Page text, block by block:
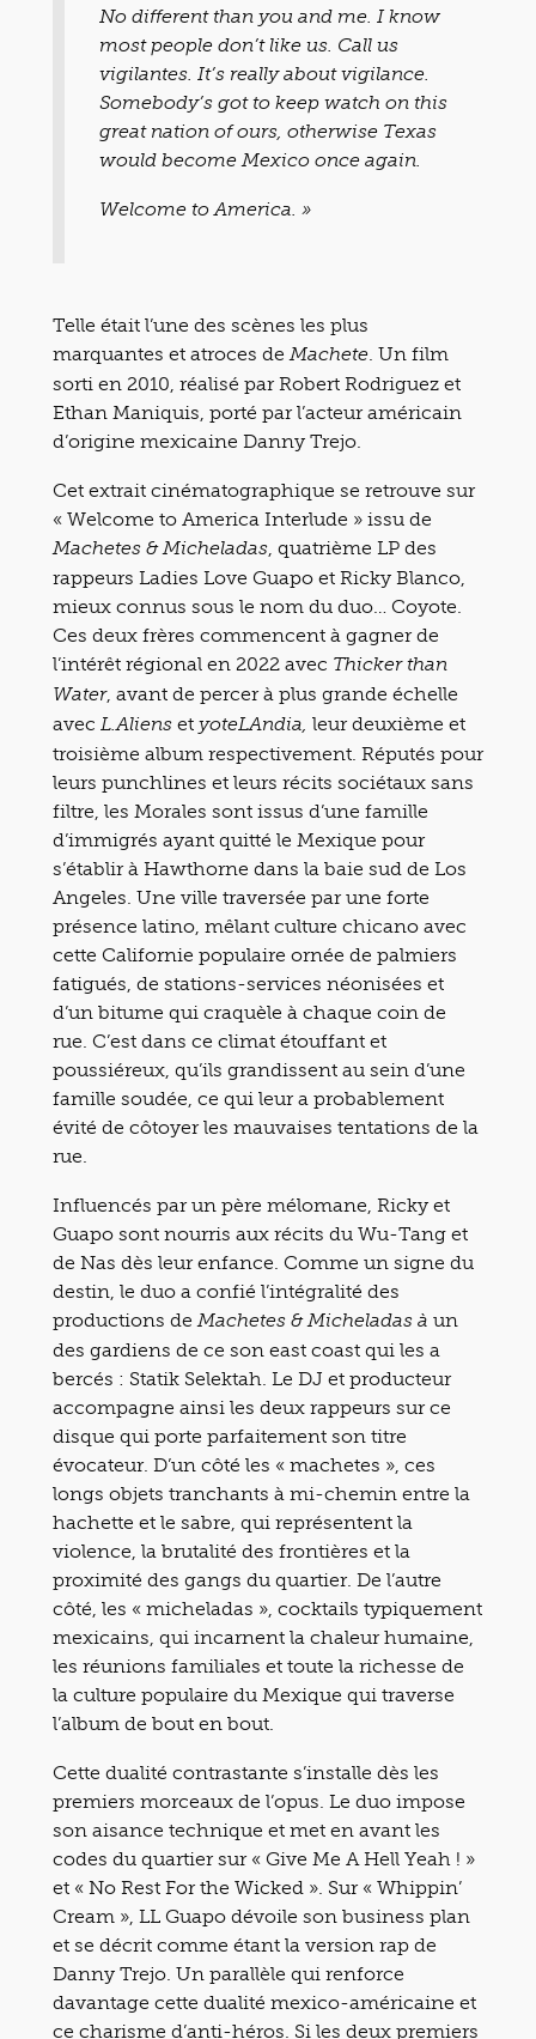
No different than you and me. I know
most people don’t like us. Call us
vigilantes. It’s really about vigilance.
Somebody’s got to keep watch on this
great nation of ours, otherwise Texas
would become Mexico once again.
Welcome to America. »
Telle était l’une des scènes les plus
marquantes et atroces de Machete . Un film
sorti en 2010, réalisé par Robert Rodriguez et
Ethan Maniquis, porté par l’acteur américain
d’origine mexicaine Danny Trejo.
Cet extrait cinématographique se retrouve sur
« Welcome to America Interlude » issu de
Machetes & Micheladas , quatrième LP des
rappeurs Ladies Love Guapo et Ricky Blanco,
mieux connus sous le nom du duo… Coyote.
Ces deux frères commencent à gagner de
l’intérêt régional en 2022 avec Thicker than
Water, avant de percer à plus grande échelle
avec L.Aliens et yoteLAndia, leur deuxième et
troisième album respectivement. Réputés pour
leurs punchlines et leurs récits sociétaux sans
filtre, les Morales sont issus d’une famille
d’immigrés ayant quitté le Mexique pour
s’établir à Hawthorne dans la baie sud de Los
Angeles. Une ville traversée par une forte
présence latino, mêlant culture chicano avec
cette Californie populaire ornée de palmiers
fatigués, de stations-services néonisées et
d’un bitume qui craquèle à chaque coin de
rue. C’est dans ce climat étouffant et
poussiéreux, qu’ils grandissent au sein d’une
famille soudée, ce qui leur a probablement
évité de côtoyer les mauvaises tentations de la
rue.
Influencés par un père mélomane, Ricky et
Guapo sont nourris aux récits du Wu-Tang et
de Nas dès leur enfance. Comme un signe du
destin, le duo a confié l’intégralité des
productions de Machetes & Micheladas à un
des gardiens de ce son east coast qui les a
bercés : Statik Selektah. Le DJ et producteur
accompagne ainsi les deux rappeurs sur ce
disque qui porte parfaitement son titre
évocateur. D’un côté les « machetes », ces
longs objets tranchants à mi-chemin entre la
hachette et le sabre, qui représentent la
violence, la brutalité des frontières et la
proximité des gangs du quartier. De l’autre
côté, les « micheladas », cocktails typiquement
mexicains, qui incarnent la chaleur humaine,
les réunions familiales et toute la richesse de
la culture populaire du Mexique qui traverse
l’album de bout en bout.
Cette dualité contrastante s’installe dès les
premiers morceaux de l’opus. Le duo impose
son aisance technique et met en avant les
codes du quartier sur « Give Me A Hell Yeah ! »
et « No Rest For the Wicked ». Sur « Whippin’
Cream », LL Guapo dévoile son business plan
et se décrit comme étant la version rap de
Danny Trejo. Un parallèle qui renforce
davantage cette dualité mexico-américaine et
ce charisme d’anti-héros. Si les deux premiers